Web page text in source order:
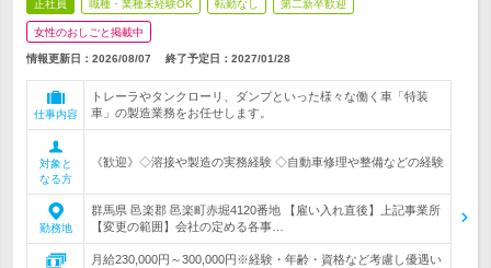
正社員 職種・業種未経験OK 転勤なし 第二新卒歓迎
女性のおしごと掲載中
情報更新日：2026/08/07 終了予定日： 2027/01/28
仕事内容
トレーラやタンクローリ、ダンプといった様々な働く車「特装
車」の製造業務をお任せします。
対象と
なる方
《歓迎》◇溶接や製造の実務経験 ◇自動車修理や整備などの経験
勤務地
群馬県 邑楽郡 邑楽町赤堀4120番地 【雇い入れ直後】上記事業所
【変更の範囲】会社の定める各事…
月給230,000円～300,000円※経験・年齢・資格など考慮し優遇い